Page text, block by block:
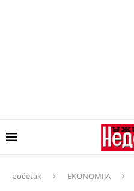
početak EKONOMIJA